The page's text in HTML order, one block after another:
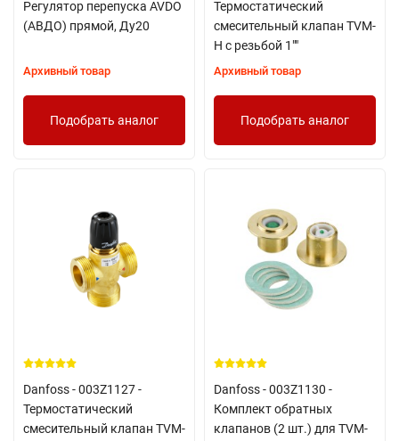
Регулятор перепуска AVDO
(АВДО) прямой, Ду20
Архивный товар
Подобрать аналог
Термостатический
смесительный клапан TVM-
H с резьбой 1""
Архивный товар
Подобрать аналог
Danfoss - 003Z1127 -
Термостатический
смесительный клапан TVM-
Danfoss - 003Z1130 -
Комплект обратных
клапанов (2 шт.) для TVM-